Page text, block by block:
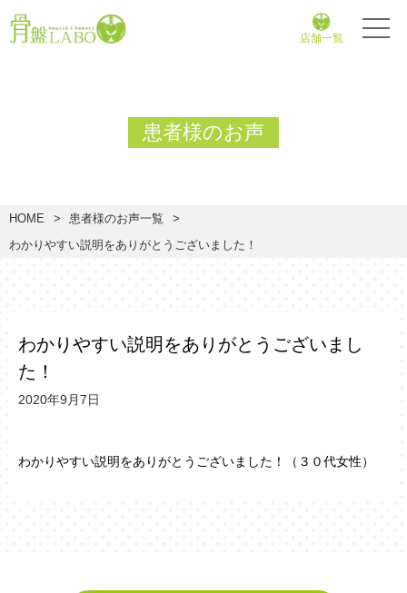
店舗一覧
患者様のお声
HOME
患者様のお声一覧
わかりやすい説明をありがとうございました！
わかりやすい説明をありがとうございまし
た！
2020年9月7日
わかりやすい説明をありがとうございました！（３０代女性）